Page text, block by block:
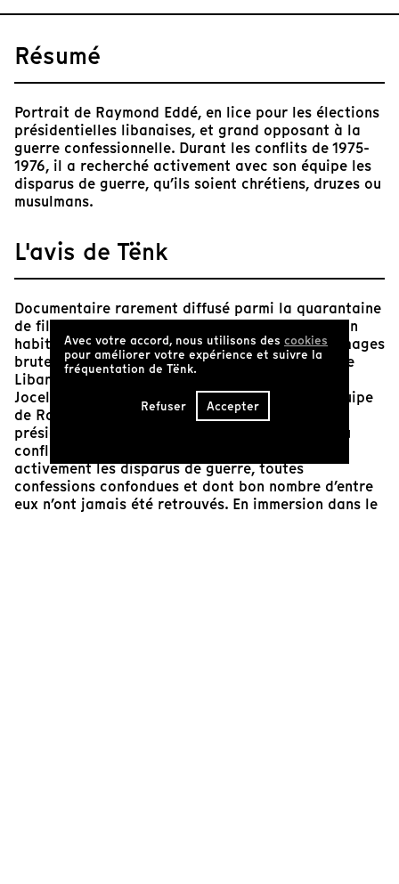
Résumé
Portrait de Raymond Eddé, en lice pour les élections
présidentielles libanaises, et grand opposant à la
guerre confessionnelle. Durant les conflits de 1975-
1976, il a recherché activement avec son équipe les
disparus de guerre, qu’ils soient chrétiens, druzes ou
musulmans.
L'avis de Tënk
Documentaire rarement diffusé parmi la quarantaine
de films réalisés par Jocelyne Saab. Comme à son
habitude, la réalisatrice se place au-delà des images
brutes de la guerre civile qui déchire son pays le
Liban et prend le parti de la dignité humaine.
Jocelyne Saab accompagne le quotidien de l’équipe
de Raymond Eddé – candidat aux élections
présidentielles libanaises, et grand opposant au
conflit confessionnel – chargée de rechercher
activement les disparus de guerre, toutes
confessions confondues et dont bon nombre d’entre
eux n’ont jamais été retrouvés. En immersion dans le
Avec votre accord, nous utilisons des cookies
pour améliorer votre expérience et suivre la
fréquentation de Tënk.
Refuser Accepter